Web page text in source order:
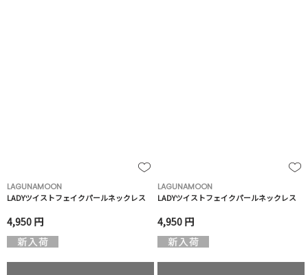
LAGUNAMOON
LADYツイストフェイクパールネックレス
4,950 円
LAGUNAMOON
LADYツイストフェイクパールネックレス
4,950 円